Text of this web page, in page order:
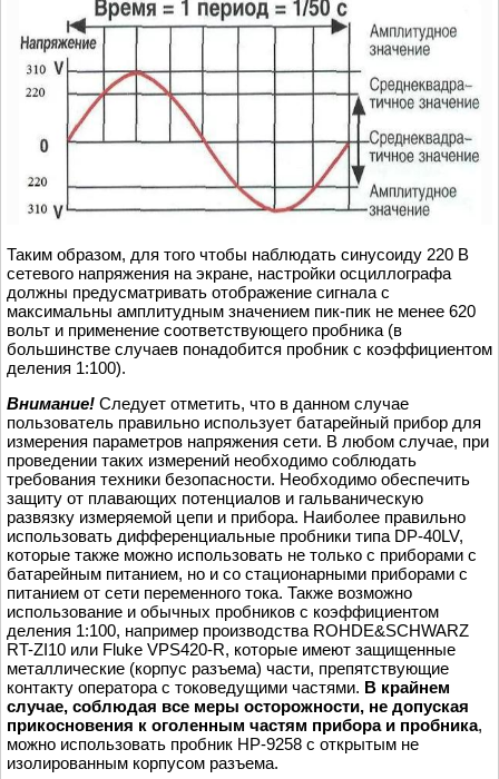
Таким образом, для того чтобы наблюдать синусоиду 220 В
сетевого напряжения на экране, настройки осциллографа
должны предусматривать отображение сигнала с
максимальны амплитудным значением пик-пик не менее 620
вольт и применение соответствующего пробника (в
большинстве случаев понадобится пробник с коэффициентом
деления 1:100).
Внимание! Следует отметить, что в данном случае
пользователь правильно использует батарейный прибор для
измерения параметров напряжения сети. В любом случае, при
проведении таких измерений необходимо соблюдать
требования техники безопасности. Необходимо обеспечить
защиту от плавающих потенциалов и гальваническую
развязку измеряемой цепи и прибора. Наиболее правильно
использовать дифференциальные пробники типа DP-40LV,
которые также можно использовать не только с приборами с
батарейным питанием, но и со стационарными приборами с
питанием от сети переменного тока. Также возможно
использование и обычных пробников с коэффициентом
деления 1:100, например производства ROHDE&SCHWARZ
RT-ZI10 или Fluke VPS420-R, которые имеют защищенные
металлические (корпус разъема) части, препятствующие
контакту оператора с токоведущими частями. В крайнем
случае, соблюдая все меры осторожности, не допуская
прикосновения к оголенным частям прибора и пробника,
можно использовать пробник HP-9258 с открытым не
изолированным корпусом разъема.